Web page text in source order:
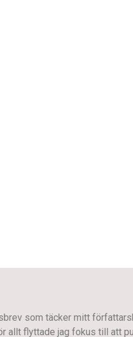
som täcker mitt
allt flyttade jag fokus till att